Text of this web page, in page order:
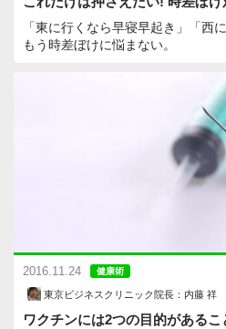
「東に行くなら早寝早起き」「西
もう時差ぼけに悩まない。
2016.11.24 健康術
東京ビジネスクリニック院長：内藤 祥
ワクチンには2つの目的がある